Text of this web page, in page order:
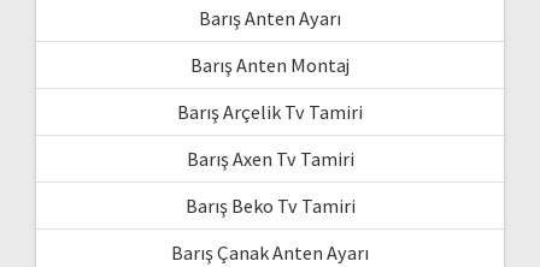
Barış Anten Ayarı
Barış Anten Montaj
Barış Arçelik Tv Tamiri
Barış Axen Tv Tamiri
Barış Beko Tv Tamiri
Barış Çanak Anten Ayarı